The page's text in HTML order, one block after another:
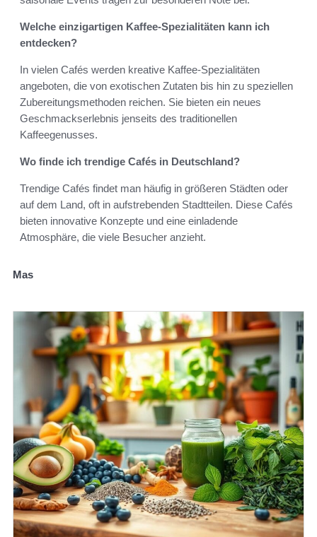
Welche einzigartigen Kaffee-Spezialitäten kann ich
entdecken?
In vielen Cafés werden kreative Kaffee-Spezialitäten
angeboten, die von exotischen Zutaten bis hin zu speziellen
Zubereitungsmethoden reichen. Sie bieten ein neues
Geschmackserlebnis jenseits des traditionellen
Kaffeegenusses.
Wo finde ich trendige Cafés in Deutschland?
Trendige Cafés findet man häufig in größeren Städten oder
auf dem Land, oft in aufstrebenden Stadtteilen. Diese Cafés
bieten innovative Konzepte und eine einladende
Atmosphäre, die viele Besucher anzieht.
Mas